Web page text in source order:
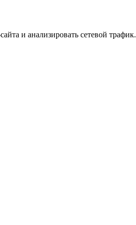
и анализировать сетевой трафик.